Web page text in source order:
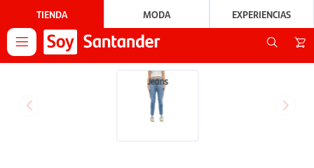
TIENDA MODA EXPERIENCIAS

Jeans